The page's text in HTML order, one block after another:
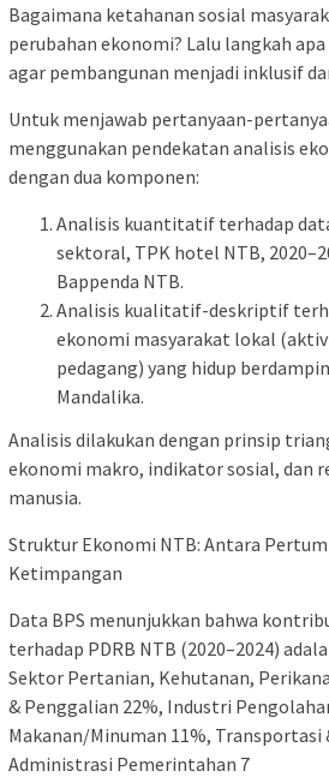
Bagaimana ketahanan sosial
perubahan ekonomi? Lalu langkah
agar pembangunan menjadi inklusif
Untuk menjawab pertanyaan-
menggunakan pendekatan analisis
dengan dua komponen:
Analisis kuantitatif terhadap
sektoral, TPK hotel NTB,
Bappenda NTB.
Analisis kualitatif-deskriptif
ekonomi masyarakat lokal
pedagang) yang hidup
Mandalika.
Analisis dilakukan dengan prinsip
ekonomi makro, indikator sosial, dan
manusia.
Struktur Ekonomi NTB: Antara
Ketimpangan
Data BPS menunjukkan bahwa
terhadap PDRB NTB (2020–2024)
Sektor Pertanian, Kehutanan,
& Penggalian 22%, Industri
Makanan/Minuman 11%, Transportasi
Administrasi Pemerintahan 7